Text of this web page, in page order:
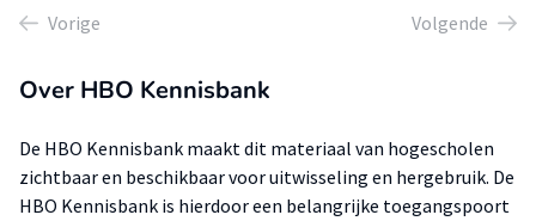
Vorige Volgende
Over HBO Kennisbank
De HBO Kennisbank maakt dit materiaal van hogescholen
zichtbaar en beschikbaar voor uitwisseling en hergebruik. De
HBO Kennisbank is hierdoor een belangrijke toegangspoort